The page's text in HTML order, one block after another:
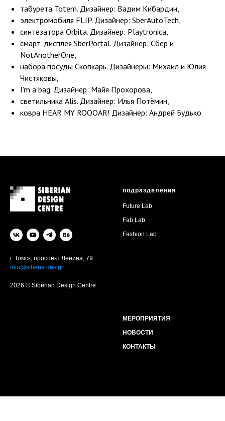
табурета Totem. Дизайнер: Вадим Кибардин,
электромобиля FLIP. Дизайнер: SberAutoTech,
синтезатора Orbita. Дизайнер: Playtronica,
смарт-дисплея SberPortal. Дизайнер: Сбер и
NotAnotherOne,
набора посуды Скопкарь. Дизайнеры: Михаил и Юлия
Чистяковы,
I’m a bag. Дизайнер: Майя Прохорова,
светильника Alis. Дизайнер: Илья Потёмин,
ковра HEAR MY ROOOAR! Дизайнер: Андрей Будько
г. Томск, проспект Ленина, 79
info@siberia.design
2026 © Siberian Design Centre
подразделения
Future Lab
Fab Lab
Fashion Lab
МЕРОПРИЯТИЯ
НОВОСТИ
КОНТАКТЫ